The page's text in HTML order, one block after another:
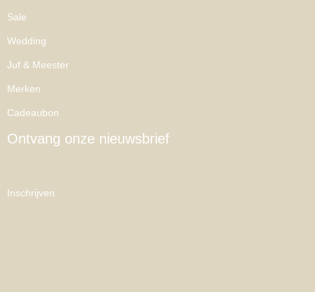
Sale
Wedding
Juf & Meester
Merken
Cadeaubon
Ontvang onze nieuwsbrief
Inschrijven